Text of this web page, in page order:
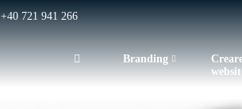
+40 721 941 266
Branding